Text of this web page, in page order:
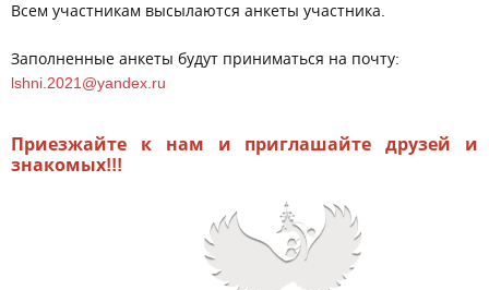
Всем участникам высылаются анкеты участника.
Заполненные анкеты будут приниматься на почту:
lshni.2021@yandex.ru
Приезжайте к нам и приглашайте друзей и
знакомых!!!